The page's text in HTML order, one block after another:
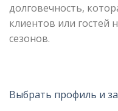
долговечность,
клиентов или гостей
сезонов.
Выбрать профиль и